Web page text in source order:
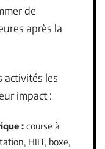
de
après la
activités les
impact :
: course à
HIIT, boxe,